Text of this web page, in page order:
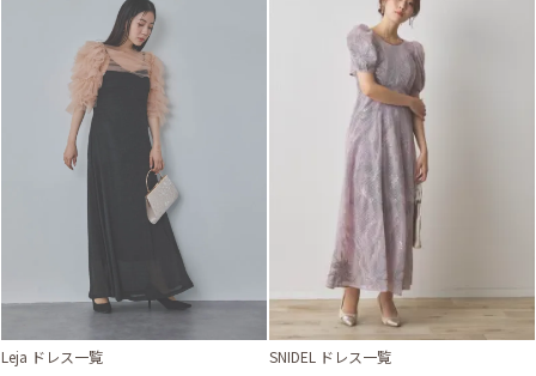
Leja ドレス一覧
SNIDEL ドレス一覧